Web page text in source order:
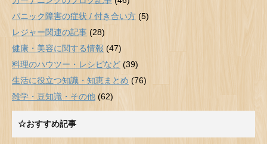
パニック障害の症状 / 付き合い方 (5)
レジャー関連の記事 (28)
健康・美容に関する情報 (47)
料理のハウツー・レシピなど (39)
生活に役立つ知識・知恵まとめ (76)
雑学・豆知識・その他 (62)
☆おすすめ記事